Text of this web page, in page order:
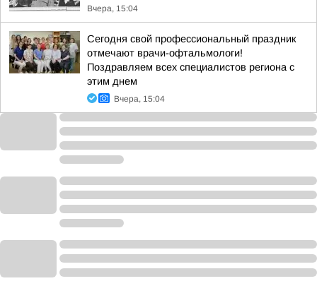
Вчера, 15:04
Сегодня свой профессиональный праздник
отмечают врачи-офтальмологи!
Поздравляем всех специалистов региона с
этим днем
Вчера, 15:04